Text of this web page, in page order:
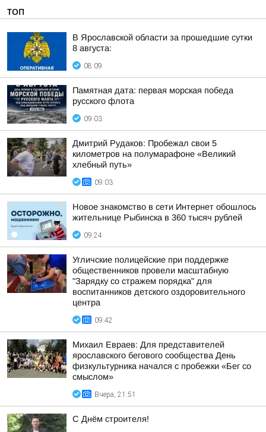
ТОП
В Ярославской области за прошедшие сутки
8 августа:
08:09
Памятная дата: первая морская победа
русского флота
09:03
Дмитрий Рудаков: Пробежал свои 5
километров на полумарафоне «Великий
хлебный путь»
09:03
Новое знакомство в сети Интернет обошлось
жительнице Рыбинска в 360 тысяч рублей
09:24
Угличские полицейские при поддержке
общественников провели масштабную
"Зарядку со стражем порядка" для
воспитанников детского оздоровительного
центра
09:42
Михаил Евраев: Для представителей
ярославского бегового сообщества День
физкультурника начался с пробежки «Бег со
смыслом»
Вчера, 21:51
С Днём строителя!